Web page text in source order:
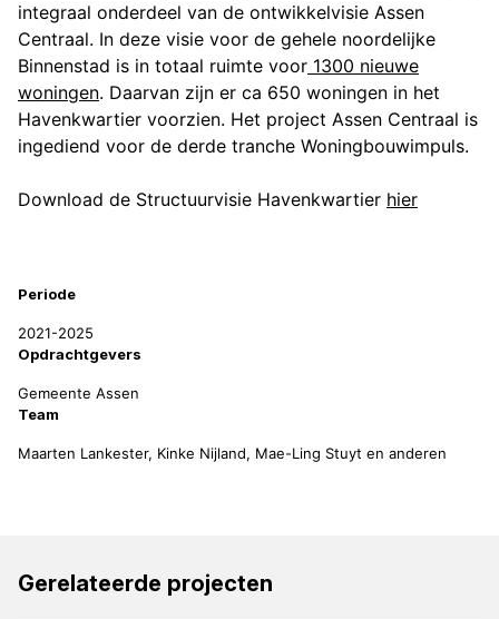
integraal onderdeel van de ontwikkelvisie Assen
Centraal. In deze visie voor de gehele noordelijke
Binnenstad is in totaal ruimte voor 1300 nieuwe
woningen. Daarvan zijn er ca 650 woningen in het
Havenkwartier voorzien. Het project Assen Centraal is
ingediend voor de derde tranche Woningbouwimpuls.
Download de Structuurvisie Havenkwartier hier
Periode
2021-2025
Opdrachtgevers
Gemeente Assen
Team
Maarten Lankester, Kinke Nijland, Mae-Ling Stuyt en anderen
Gerelateerde projecten